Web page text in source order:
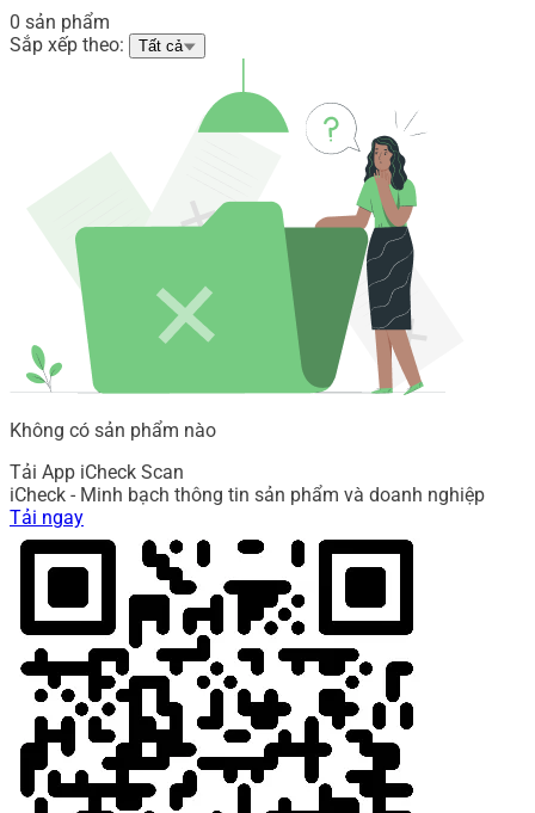
0 sản phẩm
Sắp xếp theo:
Tất cả
Không có sản phẩm nào
Tải App iCheck Scan
iCheck - Minh bạch thông tin sản phẩm và doanh nghiệp
Tải ngay